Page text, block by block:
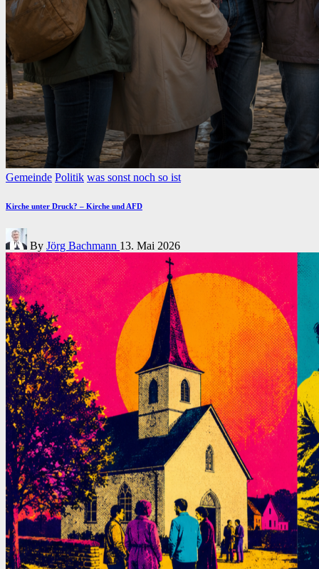
Posted
Gemeinde Politik was sonst noch so ist
Kirche unter Druck? – Kirche und AFD
Posted
by
By Jörg Bachmann 13. Mai 2026